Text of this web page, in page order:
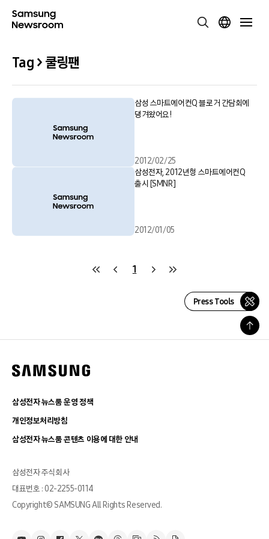
Tag > 쿨링팬
삼성 스마트에어컨Q 블로거 간담회에
댕겨왔어요!
2012/02/25
삼성전자, 2012년형 스마트에어컨Q
출시 [SMNR]
2012/01/05
1
Press Tools
삼성전자 뉴스룸 운영 정책
개인정보처리방침
삼성전자 뉴스룸 콘텐츠 이용에 대한 안내
삼성전자 주식회사
대표번호 : 02-2255-0114
Copyright© SAMSUNG All Rights Reserved.